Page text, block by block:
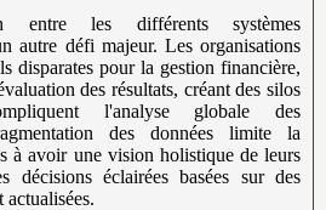
entre les différents systèmes
autre défi majeur. Les organisations
disparates pour la gestion financière,
des résultats, créant des silos
l'analyse globale des
des données limite la
à avoir une vision holistique de leurs
décisions éclairées basées sur des